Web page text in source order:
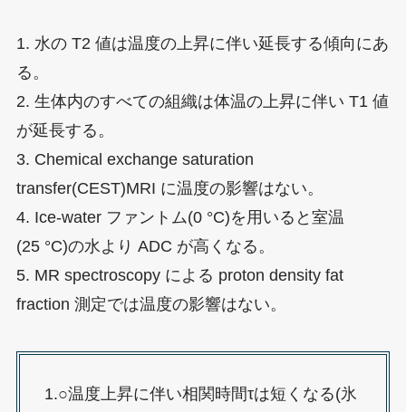
1. 水の T2 値は温度の上昇に伴い延長する傾向にあ
る。
2. 生体内のすべての組織は体温の上昇に伴い T1 値
が延長する。
3. Chemical exchange saturation
transfer(CEST)MRI に温度の影響はない。
4. Ice-water ファントム(0 °C)を用いると室温
(25 °C)の水より ADC が高くなる。
5. MR spectroscopy による proton density fat
fraction 測定では温度の影響はない。
1.○温度上昇に伴い相関時間τは短くなる(氷